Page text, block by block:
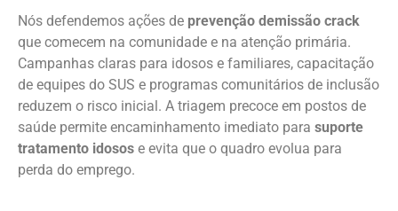
Nós defendemos ações de prevenção demissão crack
que comecem na comunidade e na atenção primária.
Campanhas claras para idosos e familiares, capacitação
de equipes do SUS e programas comunitários de inclusão
reduzem o risco inicial. A triagem precoce em postos de
saúde permite encaminhamento imediato para suporte
tratamento idosos e evita que o quadro evolua para
perda do emprego.